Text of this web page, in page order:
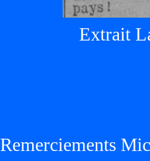
Extrait
Remerciements